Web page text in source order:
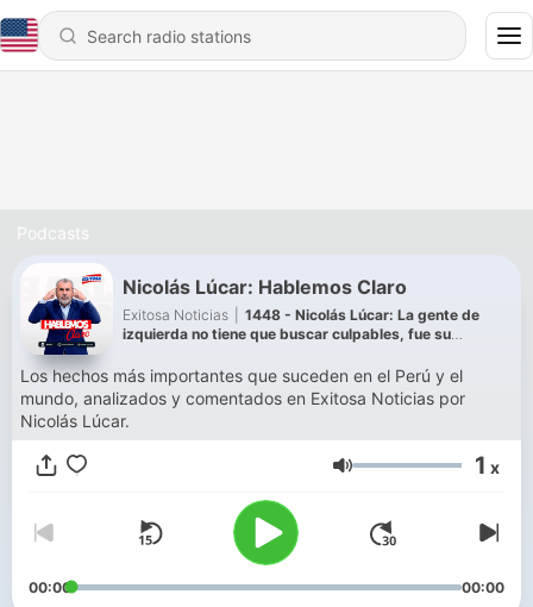
Podcasts
Nicolás Lúcar: Hablemos Claro
Exitosa Noticias
1448 - Nicolás Lúcar: La gente de
izquierda no tiene que buscar culpables, fue su
Los hechos más importantes que suceden en el Perú y el
mundo, analizados y comentados en Exitosa Noticias por
Nicolás Lúcar.
Volume 1 x
00:00 00:00